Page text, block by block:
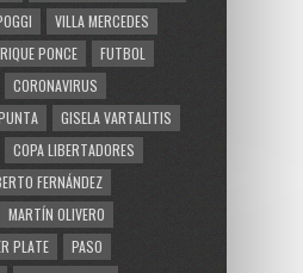
VILLA MERCEDES
PONCE
FUTBOL
CORONAVIRUS
GISELA VARTALITIS
COPA LIBERTADORES
FERNÁNDEZ
MARTÍN OLIVERO
PLATE
PASO